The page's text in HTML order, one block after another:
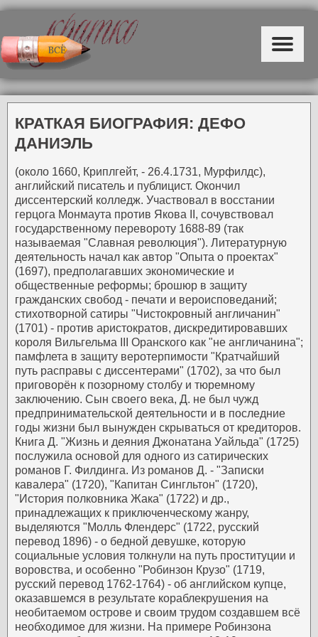
КРАТКАЯ БИОГРАФИЯ: ДЕФО
ДАНИЭЛЬ
(около 1660, Криплгейт, - 26.4.1731, Мурфилдс),
английский писатель и публицист. Окончил
диссентерский колледж. Участвовал в восстании
герцога Монмаута против Якова II, сочувствовал
государственному перевороту 1688-89 (так
называемая "Славная революция"). Литературную
деятельность начал как автор "Опыта о проектах"
(1697), предполагавших экономические и
общественные реформы; брошюр в защиту
гражданских свобод - печати и вероисповеданий;
стихотворной сатиры "Чистокровный англичанин"
(1701) - против аристократов, дискредитировавших
короля Вильгельма III Оранского как "не англичанина";
памфлета в защиту веротерпимости "Кратчайший
путь расправы с диссентерами" (1702), за что был
приговорён к позорному столбу и тюремному
заключению. Сын своего века, Д. не был чужд
предпринимательской деятельности и в последние
годы жизни был вынужден скрываться от кредиторов.
Книга Д. "Жизнь и деяния Джонатана Уайльда" (1725)
послужила основой для одного из сатирических
романов Г. Филдинга. Из романов Д. - "Записки
кавалера" (1720), "Капитан Сингльтон" (1720),
"История полковника Жака" (1722) и др.,
принадлежащих к приключенческому жанру,
выделяются "Молль Флендерс" (1722, русский
перевод 1896) - о бедной девушке, которую
социальные условия толкнули на путь проституции и
воровства, и особенно "Робинзон Крузо" (1719,
русский перевод 1762-1764) - об английском купце,
оказавшемся в результате кораблекрушения на
необитаемом острове и своим трудом создавшем всё
необходимое для жизни. На примере Робинзона